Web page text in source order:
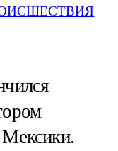
Мексики.